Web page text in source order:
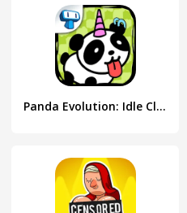
Panda Evolution: Idle Clicker